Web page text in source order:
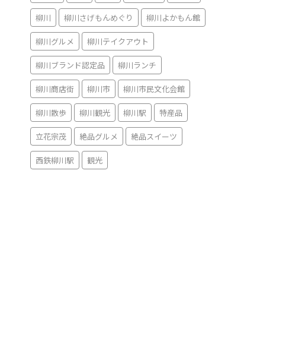
柳川 柳川さげもんめぐり 柳川よかもん館
柳川グルメ 柳川テイクアウト
柳川ブランド認定品 柳川ランチ
柳川商店街 柳川市 柳川市民文化会館
柳川散歩 柳川観光 柳川駅 特産品
立花宗茂 絶品グルメ 絶品スイーツ
西鉄柳川駅 観光